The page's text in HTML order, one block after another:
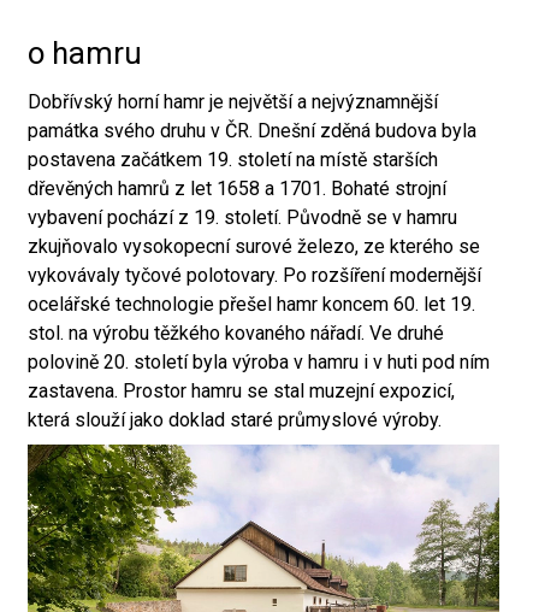
o hamru
Dobřívský horní hamr je největší a nejvýznamnější
památka svého druhu v ČR. Dnešní zděná budova byla
postavena začátkem 19. století na místě starších
dřevěných hamrů z let 1658 a 1701. Bohaté strojní
vybavení pochází z 19. století. Původně se v hamru
zkujňovalo vysokopecní surové železo, ze kterého se
vykovávaly tyčové polotovary. Po rozšíření modernější
ocelářské technologie přešel hamr koncem 60. let 19.
stol. na výrobu těžkého kovaného nářadí. Ve druhé
polovině 20. století byla výroba v hamru i v huti pod ním
zastavena. Prostor hamru se stal muzejní expozicí,
která slouží jako doklad staré průmyslové výroby.